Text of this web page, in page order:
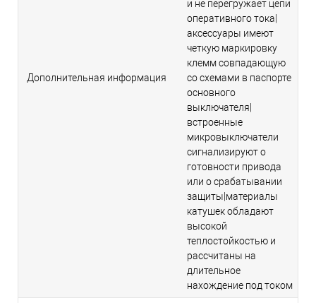
Дополнительная информация
и не перегружает цепи
оперативного тока|
аксессуары имеют
четкую маркировку
клемм совпадающую
со схемами в паспорте
основного
выключателя|
встроенные
микровыключатели
сигнализируют о
готовности привода
или о срабатывании
защиты|материалы
катушек обладают
высокой
теплостойкостью и
рассчитаны на
длительное
нахождение под током